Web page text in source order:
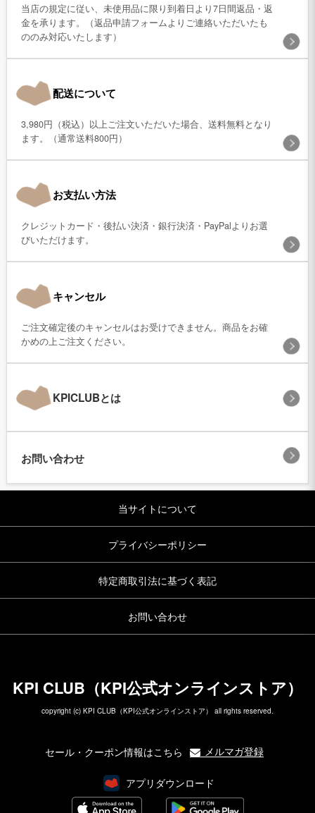
当店の規定に従い、未使用品に限り到着日より7日間返品・返
金を承ります。（返品申請フォームよりご連絡いただいたも
ののみ対応いたします）
配送について
3,980円（税込）以上ご注文いただいた場合、送料無料となり
ます。（通常送料800円）
お支払い方法
クレジットカード・後払い決済・銀行決済・PayPalよりお選
びいただけます。
キャンセル
ご注文確定後のキャンセルはお受けできません。商品をお確
かめの上ご注文ください。
KPICLUBとは
お問い合わせ
当サイトについて
プライバシーポリシー
特定商取引法に基づく表記
お問い合わせ
KPI CLUB（KPI公式オンラインストア）
copyright (c) KPI CLUB（KPI公式オンラインストア） all rights reserved.
セール・クーポン情報はこちら メルマガ登録
アプリダウンロード